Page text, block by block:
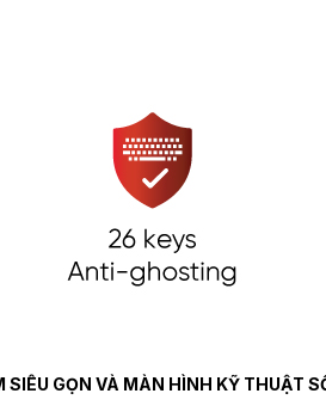
SIÊU GỌN VÀ MÀN HÌNH KỸ THUẬT